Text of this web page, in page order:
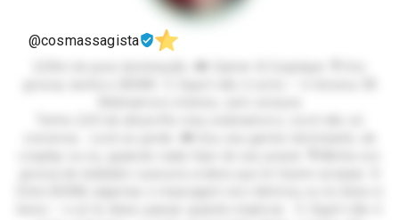
@cosmassagista